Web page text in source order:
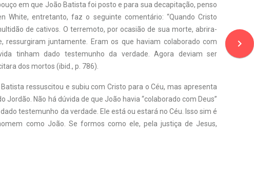
em que João Batista foi posto e para sua decapitação, penso
White, entretanto, faz o seguinte comentário: “Quando Cristo
de cativos. O terremoto, por ocasião de sua morte, abrira-
ressurgiram juntamente. Eram os que haviam colaborado com
tinham dado testemunho da verdade. Agora deviam ser
dos mortos (ibid., p. 786).
ressuscitou e subiu com Cristo para o Céu, mas apresenta
Não há dúvida de que João havia “colaborado com Deus”
testemunho da verdade. Ele está ou estará no Céu. Isso sim é
como João. Se formos como ele, pela justiça de Jesus,
navigate_next